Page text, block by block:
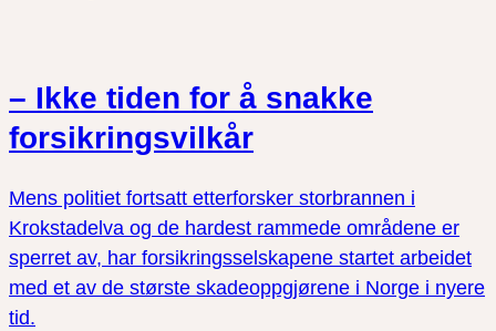
– Ikke tiden for å snakke
forsikringsvilkår
Mens politiet fortsatt etterforsker storbrannen i
Krokstadelva og de hardest rammede områdene er
sperret av, har forsikringsselskapene startet arbeidet
med et av de største skadeoppgjørene i Norge i nyere
tid.